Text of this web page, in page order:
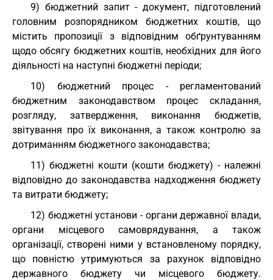
9) бюджетний запит - документ, підготовлений
головним розпорядником бюджетних коштів, що
містить пропозиції з відповідним обґрунтуванням
щодо обсягу бюджетних коштів, необхідних для його
діяльності на наступні бюджетні періоди;
10) бюджетний процес - регламентований
бюджетним законодавством процес складання,
розгляду, затвердження, виконання бюджетів,
звітування про їх виконання, а також контролю за
дотриманням бюджетного законодавства;
11) бюджетні кошти (кошти бюджету) - належні
відповідно до законодавства надходження бюджету
та витрати бюджету;
12) бюджетні установи - органи державної влади,
органи місцевого самоврядування, а також
організації, створені ними у встановленому порядку,
що повністю утримуються за рахунок відповідно
державного бюджету чи місцевого бюджету.